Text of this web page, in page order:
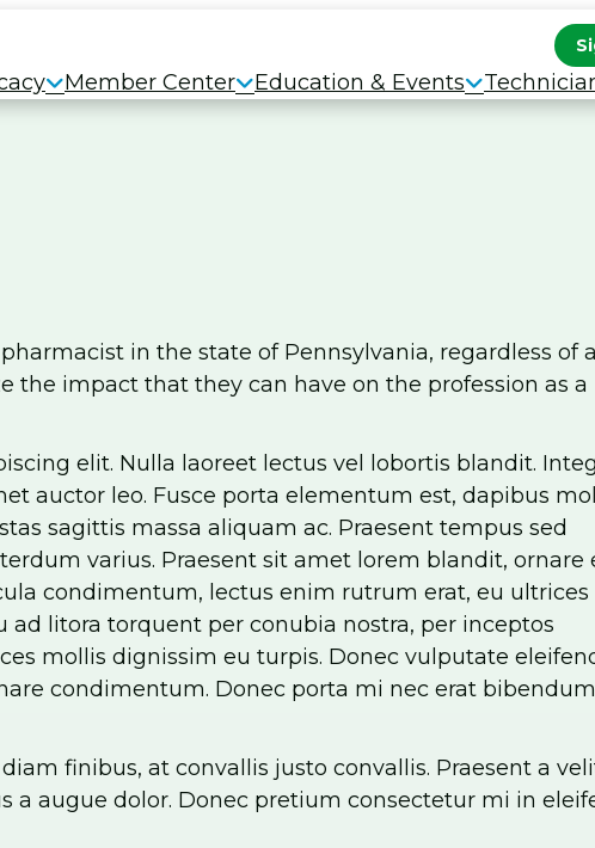
Member Center Education & Events
in the state of Pennsylvania, regardless of
the impact that they can have on the profession as a
elit. Nulla laoreet lectus vel lobortis blandit.
auctor leo. Fusce porta elementum est, dapibus
sagittis massa aliquam ac. Praesent tempus sed
varius. Praesent sit amet lorem blandit, ornare
condimentum, lectus enim rutrum erat, eu ultrices
litora torquent per conubia nostra, per inceptos
mollis dignissim eu turpis. Donec vulputate
condimentum. Donec porta mi nec erat
finibus, at convallis justo convallis. Praesent a
a augue dolor. Donec pretium consectetur mi in